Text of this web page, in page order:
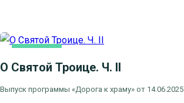
О Святой Троице. Ч. II
Выпуск программы «Дорога к храму» от 14.06.2025